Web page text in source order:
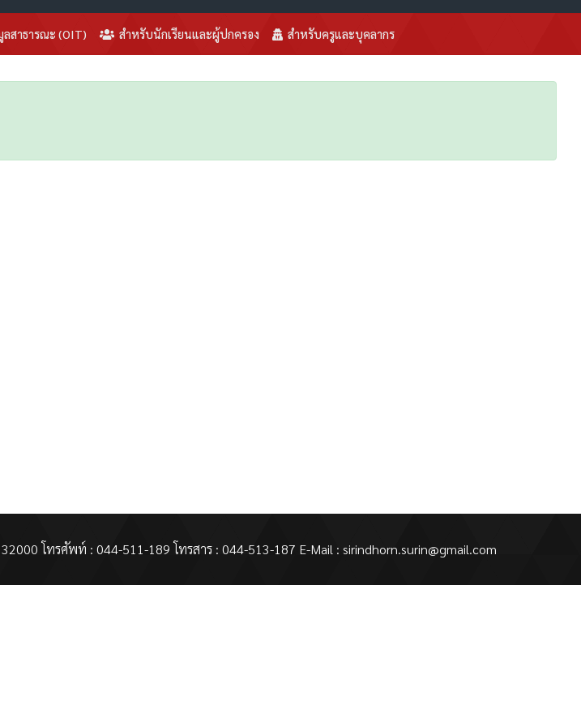
ลสาธารณะ (OIT) สำหรับนักเรียนและผู้ปกครอง สำหรับครูและบุคลากร
โทรศัพท์ : 044-511-189 โทรสาร : 044-513-187 E-Mail : sirindhorn.surin@gmail.com